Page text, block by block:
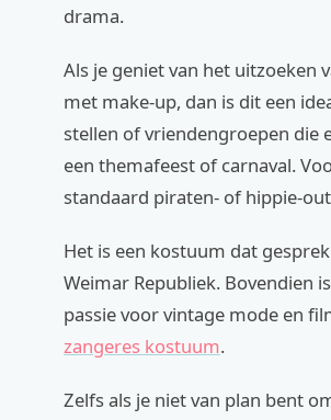
drama.
Als je geniet van het uitzoeken
met make-up, dan is dit een
stellen of vriendengroepen die
een themafeest of carnaval.
standaard piraten- of hippie-
Het is een kostuum dat
Weimar Republiek. Bovendien
passie voor vintage mode en
zangeres kostuum.
Zelfs als je niet van plan bent